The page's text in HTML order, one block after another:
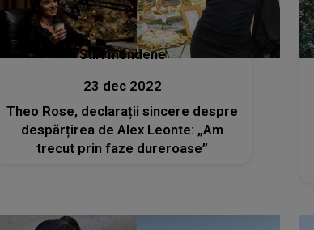
Stiri mondene
23 dec 2022
Theo Rose, declarații sincere despre
despărțirea de Alex Leonte: „Am
trecut prin faze dureroase”